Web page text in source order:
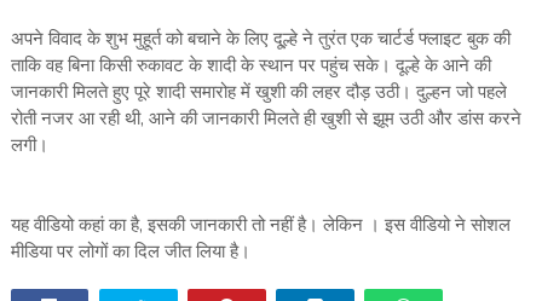
अपने विवाद के शुभ मुहूर्त को बचाने के लिए दू्ल्हे ने तुरंत एक चार्टर्ड फ्लाइट बुक की
ताकि वह बिना किसी रुकावट के शादी के स्थान पर पहुंच सके। दूल्हे के आने की
जानकारी मिलते हुए पूरे शादी समारोह में खुशी की लहर दौड़ उठी। दुल्हन जो पहले
रोती नजर आ रही थी, आने की जानकारी मिलते ही खुशी से झूम उठी और डांस करने
लगी।
यह वीडियो कहां का है, इसकी जानकारी तो नहीं है। लेकिन । इस वीडियो ने सोशल
मीडिया पर लोगों का दिल जीत लिया है।